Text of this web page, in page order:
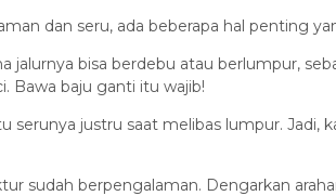
dan seru, ada beberapa hal penting
jalurnya bisa berdebu atau berlumpur,
Bawa baju ganti itu wajib!
serunya justru saat melibas lumpur. Jadi,
sudah berpengalaman. Dengarkan